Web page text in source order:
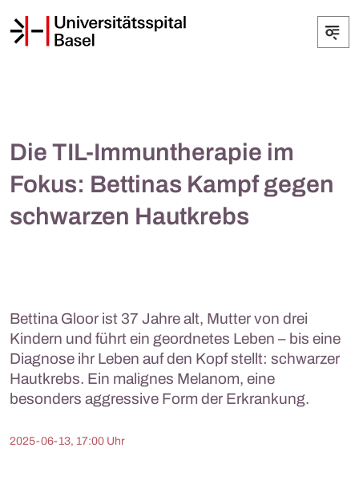
Die TIL-Immuntherapie im
Fokus: Bettinas Kampf gegen
schwarzen Hautkrebs
Bettina Gloor ist 37 Jahre alt, Mutter von drei
Kindern und führt ein geordnetes Leben – bis eine
Diagnose ihr Leben auf den Kopf stellt: schwarzer
Hautkrebs. Ein malignes Melanom, eine
besonders aggressive Form der Erkrankung.
2025-06-13, 17:00 Uhr